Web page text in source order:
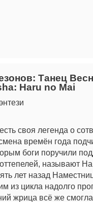
Танец
Haru no Mai
своя легенда о
времён года
боги поручили
называют
лет назад
из цикла надолго
жрица всё же смогла